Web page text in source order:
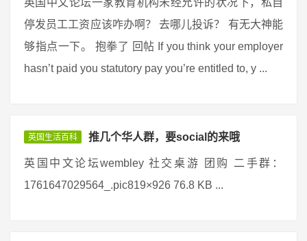
英国中文论坛一家教育机构未经允许的状况下，私自
停发员工工资应该咋办啊？ 去哪儿投诉？ 有无大神能
够指点一下。 抱拳了 回帖 If you think your employer
hasn’t paid you statutory pay you’re entitled to, y ...
英国生活百科 推几个华人群，要social的来哦
英国中文论坛wembley 社交桌游 团购 二手群：
1761647029564_.pic819×926 76.8 KB ...